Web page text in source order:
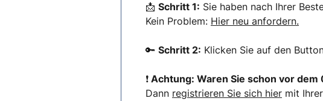
📩 Schritt 1: Sie haben nach Ihrer
Kein Problem: Hier neu anfordern.
🔑 Schritt 2: Klicken Sie auf den
❗ Achtung: Waren Sie schon vor
Dann registrieren Sie sich hier mit